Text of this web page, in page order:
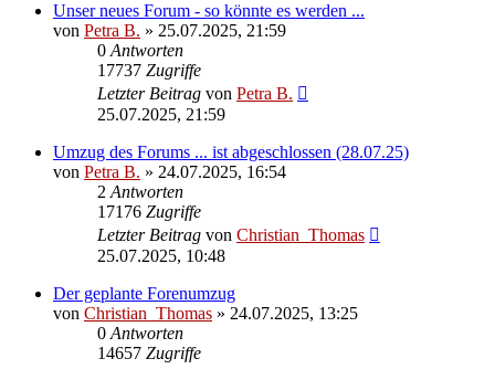
Unser neues Forum - so könnte es werden ...
von Petra B. » 25.07.2025, 21:59
0Antworten
17737 Zugriffe
Letzter Beitrag von Petra B.
25.07.2025, 21:59
Umzug des Forums ... ist abgeschlossen (28.07.25)
von Petra B. » 24.07.2025, 16:54
2Antworten
17176 Zugriffe
Letzter Beitrag von Christian_Thomas
25.07.2025, 10:48
Der geplante Forenumzug
von Christian_Thomas » 24.07.2025, 13:25
0Antworten
14657 Zugriffe